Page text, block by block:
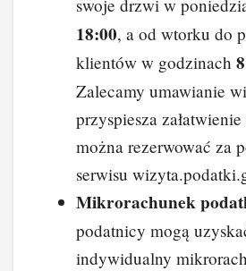
swoje drzwi w
18:00, a od wtorku do
klientów w godzinach
Zalecamy umawianie
przyspiesza
można rezerwować za
serwisu
Mikrorachunek
podatnicy mogą
indywidualny